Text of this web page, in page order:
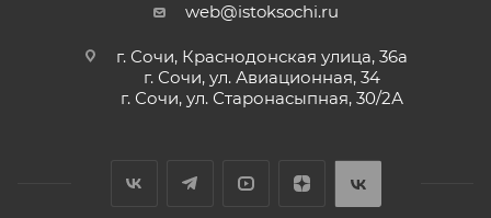
web@istoksochi.ru
г. Сочи, Краснодонская улица, 36а
г. Сочи, ул. Авиационная, 34
г. Сочи, ул. Старонасыпная, 30/2А